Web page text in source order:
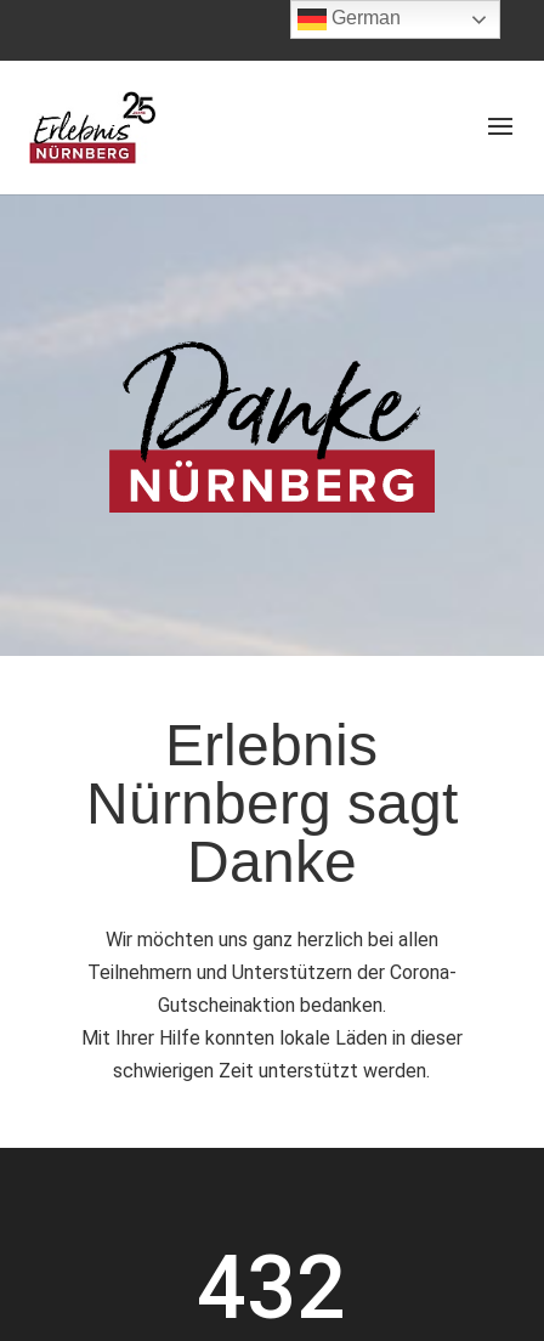
Erlebnis
Nürnberg sagt
Danke
Wir möchten uns ganz herzlich bei allen
Teilnehmern und Unterstützern der Corona-
Gutscheinaktion bedanken.
Mit Ihrer Hilfe konnten lokale Läden in dieser
schwierigen Zeit unterstützt werden.
432
German